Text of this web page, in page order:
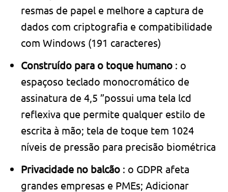
resmas de papel e melhore a captura de
dados com criptografia e compatibilidade
com Windows (191 caracteres)
Construído para o toque humano : o
espaçoso teclado monocromático de
assinatura de 4,5 ”possui uma tela lcd
reflexiva que permite qualquer estilo de
escrita à mão; tela de toque tem 1024
níveis de pressão para precisão biométrica
Privacidade no balcão : o GDPR afeta
grandes empresas e PMEs; Adicionar